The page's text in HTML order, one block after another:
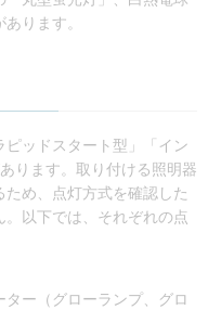
ります。
ッドスタート型」「イン
ります。取り付ける照明器
め、点灯方式を確認した
。以下では、それぞれの点
ー（グローランプ、グロ